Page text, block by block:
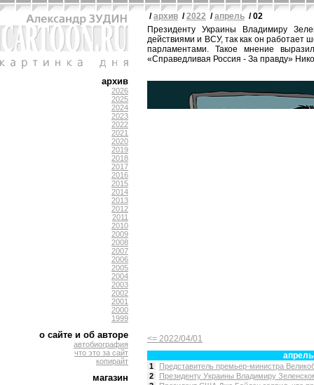
архив
2026
2025
2024
2023
2022
2021
2020
2019
2018
2017
2016
2015
2014
2013
2012
2011
2010
2009
2008
2007
2006
2005
2004
2003
2002
2001
2000
1999
о сайте и об авторе
автобиография
что это за сайт
копирайт
магазин
/архив /2022 /апрель / 02
Президенту Украины Владимиру
действиями и ВСУ, так как он работает
парламентами. Такое мнение
«Справедливая Россия - За правду»
<= 2022/04/01
1
Представитель премьер-министра
2
Президенту Украины Владимиру